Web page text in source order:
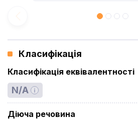
Класифікація
Класифікація еквівалентності
N/A
Діюча речовина